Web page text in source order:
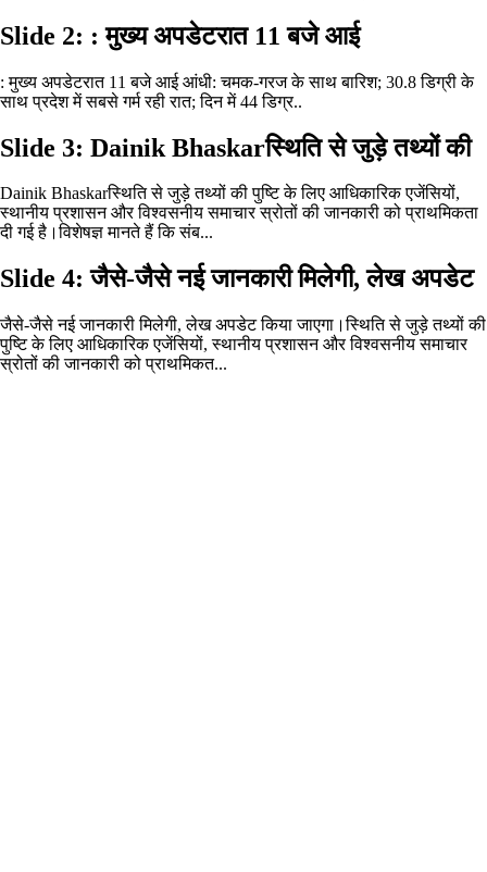
Slide 2: : मुख्य अपडेटरात 11 बजे आई
: मुख्य अपडेटरात 11 बजे आई आंधी: चमक-गरज के साथ बारिश; 30.8 डिग्री के
साथ प्रदेश में सबसे गर्म रही रात; दिन में 44 डिग्र..
Slide 3: Dainik Bhaskarस्थिति से जुड़े तथ्यों की
Dainik Bhaskarस्थिति से जुड़े तथ्यों की पुष्टि के लिए आधिकारिक एजेंसियों,
स्थानीय प्रशासन और विश्वसनीय समाचार स्रोतों की जानकारी को प्राथमिकता
दी गई है।विशेषज्ञ मानते हैं कि संब...
Slide 4: जैसे-जैसे नई जानकारी मिलेगी, लेख अपडेट
जैसे-जैसे नई जानकारी मिलेगी, लेख अपडेट किया जाएगा।स्थिति से जुड़े तथ्यों की
पुष्टि के लिए आधिकारिक एजेंसियों, स्थानीय प्रशासन और विश्वसनीय समाचार
स्रोतों की जानकारी को प्राथमिकत...